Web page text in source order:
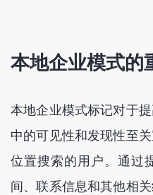
本地企业模式的
本地企业模式标记对于
中的可见性和发现性至
位置搜索的用户。通过
间、联系信息和其他相